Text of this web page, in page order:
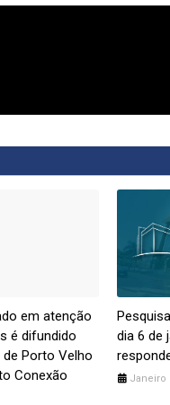
em atenção
é difundido
Porto Velho
Conexão
dia 6 de
Janeiro